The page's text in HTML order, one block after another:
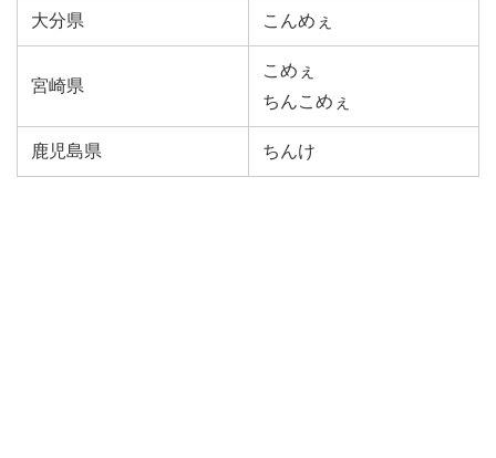
大分県 こんめぇ
宮崎県
こめぇ
ちんこめぇ
鹿児島県 ちんけ